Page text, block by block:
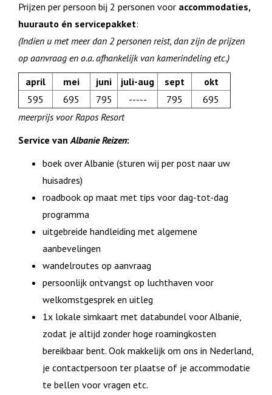
Prijzen per persoon bij 2 personen voor accommodaties,
huurauto én servicepakket:
(Indien u met meer dan 2 personen reist, dan zijn de prijzen
op aanvraag en o.a. afhankelijk van kamerindeling etc.)
april
mei juni juli-aug sept
okt
595
695 795 ----- 795
695
meerprijs voor Rapos Resort
Service vanAlbanie Reizen:
boek over Albanie (sturen wij per post naar uw
huisadres)
roadbook op maat met tips voor dag-tot-dag
programma
uitgebreide handleiding met algemene
aanbevelingen
wandelroutes op aanvraag
persoonlijk ontvangst op luchthaven voor
welkomstgesprek en uitleg
1x lokale simkaart met databundel voor Albanië,
zodat je altijd zonder hoge roamingkosten
bereikbaar bent. Ook makkelijk om ons in Nederland,
je contactpersoon ter plaatse of je accommodatie
te bellen voor vragen etc.